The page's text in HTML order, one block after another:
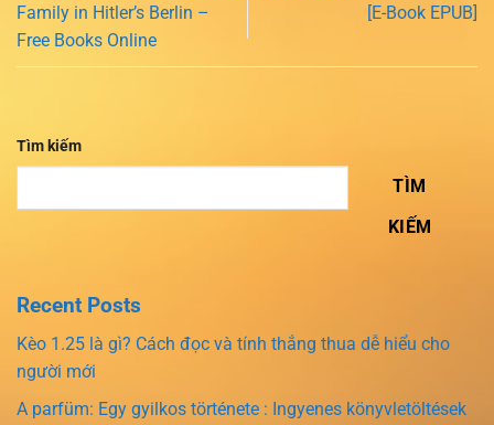
Family in Hitler’s Berlin –
Free Books Online
[E-Book EPUB]
Tìm kiếm
TÌM
KIẾM
Recent Posts
Kèo 1.25 là gì? Cách đọc và tính thắng thua dễ hiểu cho
người mới
A parfüm: Egy gyilkos története : Ingyenes könyvletöltések